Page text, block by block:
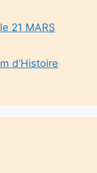
21 MARS
d’Histoire